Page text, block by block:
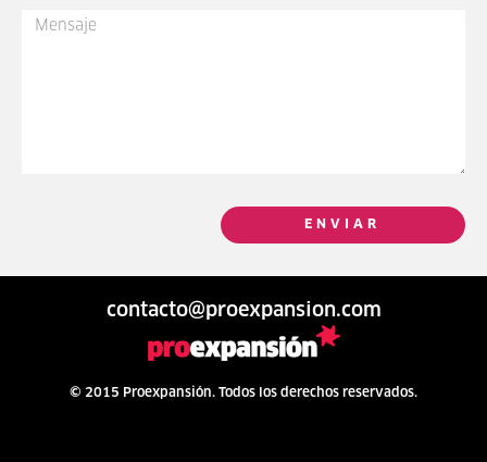
ENVIAR
contacto@proexpansion.com
© 2015 Proexpansión. Todos los derechos reservados.